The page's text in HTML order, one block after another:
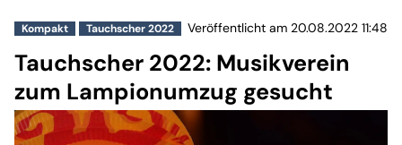
Kompakt Tauchscher 2022 Veröffentlicht am 20.08.2022 11:48
Tauchscher 2022: Musikverein
zum Lampionumzug gesucht